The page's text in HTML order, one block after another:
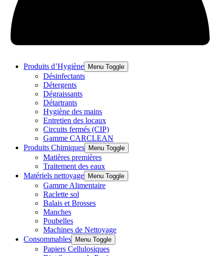
Produits d’Hygiène Menu Toggle
Désinfectants
Détergents
Dégraissants
Détartrants
Hygiène des mains
Entretien des locaux
Circuits fermés (CIP)
Gamme CARCLEAN
Produits Chimiques Menu Toggle
Matières premières
Traitement des eaux
Matériels nettoyage Menu Toggle
Gamme Alimentaire
Raclette sol
Balais et Brosses
Manches
Poubelles
Machines de Nettoyage
Consommables Menu Toggle
Papiers Cellulosiques